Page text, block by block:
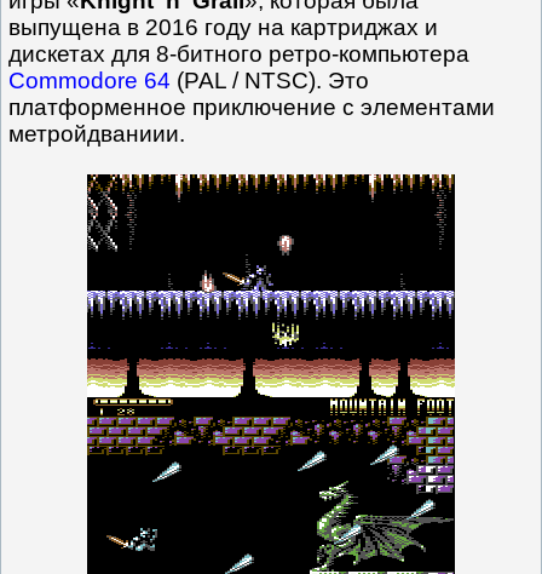
выпущена в 2016 году на картриджах и
дискетах для 8-битного ретро-компьютера
Commodore 64 (PAL / NTSC). Это
платформенное приключение с элементами
метройдваниии.